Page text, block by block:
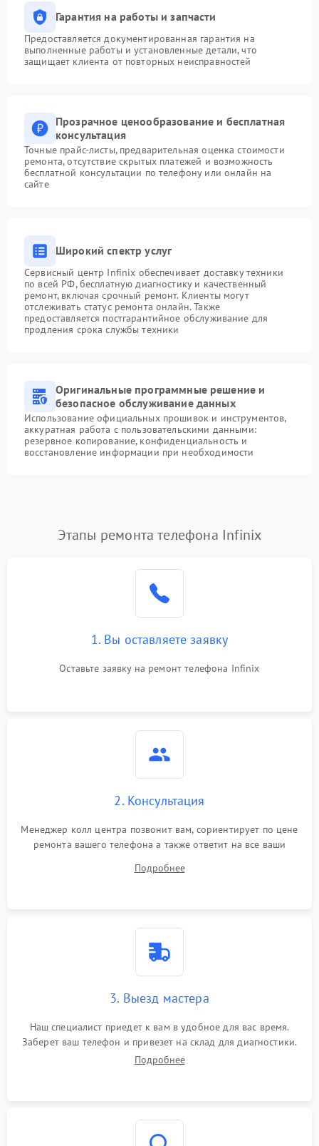
Гарантия на работы и запчасти
Предоставляется документированная гарантия на
выполненные работы и установленные детали, что
защищает клиента от повторных неисправностей
Прозрачное ценообразование и бесплатная
консультация
Точные прайс-листы, предварительная оценка стоимости
ремонта, отсутствие скрытых платежей и возможность
бесплатной консультации по телефону или онлайн на
сайте
Широкий спектр услуг
Сервисный центр Infinix обеспечивает доставку техники
по всей РФ, бесплатную диагностику и качественный
ремонт, включая срочный ремонт. Клиенты могут
отслеживать статус ремонта онлайн. Также
предоставляется постгарантийное обслуживание для
продления срока службы техники
Оригинальные программные решение и
безопасное обслуживание данных
Использование официальных прошивок и инструментов,
аккуратная работа с пользовательскими данными:
резервное копирование, конфиденциальность и
восстановление информации при необходимости
Этапы ремонта телефона Infinix
1. Вы оставляете заявку
Оставьте заявку на ремонт телефона Infinix
2. Консультация
Менеджер колл центра позвонит вам, сориентирует по цене
ремонта вашего телефона а также ответит на все ваши
Подробнее
3. Выезд мастера
Наш специалист приедет к вам в удобное для вас время.
Заберет ваш телефон и привезет на склад для диагностики.
Подробнее